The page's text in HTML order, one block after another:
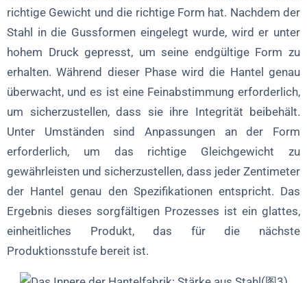
richtige Gewicht und die richtige Form hat. Nachdem der
Stahl in die Gussformen eingelegt wurde, wird er unter
hohem Druck gepresst, um seine endgültige Form zu
erhalten. Während dieser Phase wird die Hantel genau
überwacht, und es ist eine Feinabstimmung erforderlich,
um sicherzustellen, dass sie ihre Integrität beibehält.
Unter Umständen sind Anpassungen an der Form
erforderlich, um das richtige Gleichgewicht zu
gewährleisten und sicherzustellen, dass jeder Zentimeter
der Hantel genau den Spezifikationen entspricht. Das
Ergebnis dieses sorgfältigen Prozesses ist ein glattes,
einheitliches Produkt, das für die nächste
Produktionsstufe bereit ist.